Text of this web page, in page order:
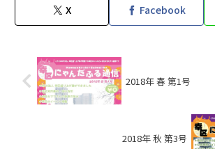
X Facebook
2018年 春 第1号
2018年 秋 第3号